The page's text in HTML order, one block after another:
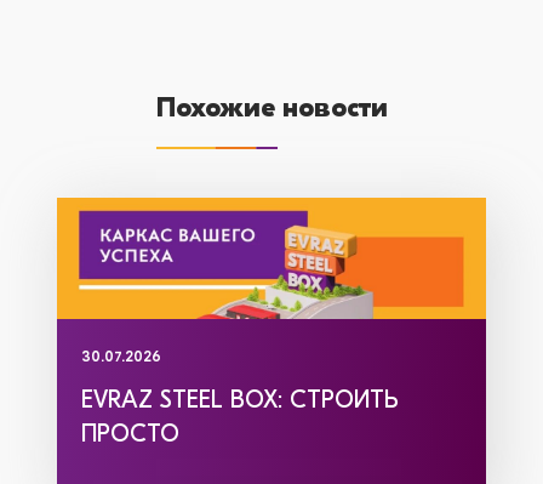
Похожие новости
30.07.2026
EVRAZ STEEL BOX: СТРОИТЬ
ПРОСТО